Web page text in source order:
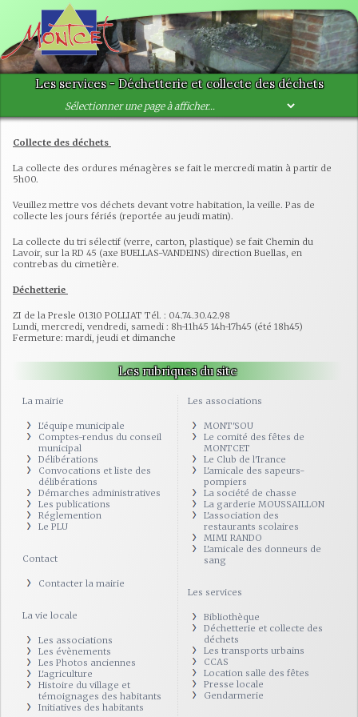
Les services - Déchetterie et collecte des déchets
Collecte des déchets
La collecte des ordures ménagères se fait le mercredi matin à partir de
5h00.
Veuillez mettre vos déchets devant votre habitation, la veille. Pas de
collecte les jours fériés (reportée au jeudi matin).
La collecte du tri sélectif (verre, carton, plastique) se fait Chemin du
Lavoir, sur la RD 45 (axe BUELLAS-VANDEINS) direction Buellas, en
contrebas du cimetière.
Déchetterie
ZI de la Presle 01310 POLLIAT Tél. : 04.74.30.42.98
Lundi, mercredi, vendredi, samedi : 8h-11h45 14h-17h45 (été 18h45)
Fermeture: mardi, jeudi et dimanche
Les rubriques du site
La mairie
L'équipe municipale
Comptes-rendus du conseil
municipal
Délibérations
Convocations et liste des
délibérations
Démarches administratives
Les publications
Réglemention
Le PLU
Contact
Contacter la mairie
La vie locale
Les associations
Les évènements
Les Photos anciennes
L'agriculture
Histoire du village et
témoignages des habitants
Initiatives des habitants
Les associations
MONT'SOU
Le comité des fêtes de
MONTCET
Le Club de l'Irance
L'amicale des sapeurs-
pompiers
La société de chasse
La garderie MOUSSAILLON
L'association des
restaurants scolaires
MIMI RANDO
L'amicale des donneurs de
sang
Les services
Bibliothèque
Déchetterie et collecte des
déchets
Les transports urbains
CCAS
Location salle des fêtes
Presse locale
Gendarmerie